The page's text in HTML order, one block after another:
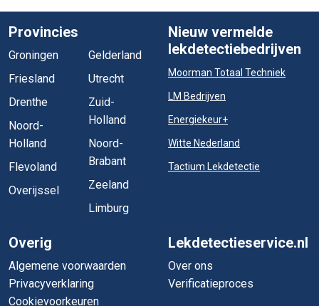
Provincies
Groningen
Friesland
Drenthe
Noord-
Holland
Flevoland
Overijssel
Gelderland
Utrecht
Zuid-
Holland
Noord-
Brabant
Zeeland
Limburg
Nieuw vermelde
lekdetectiebedrijven
Moorman Totaal Techniek
LM Bedrijven
Energiekeur+
Witte Nederland
Tactium Lekdetectie
Overig
Algemene voorwaarden
Privacyverklaring
Cookievoorkeuren
Lekdetectieservice.nl
Over ons
Verificatieproces